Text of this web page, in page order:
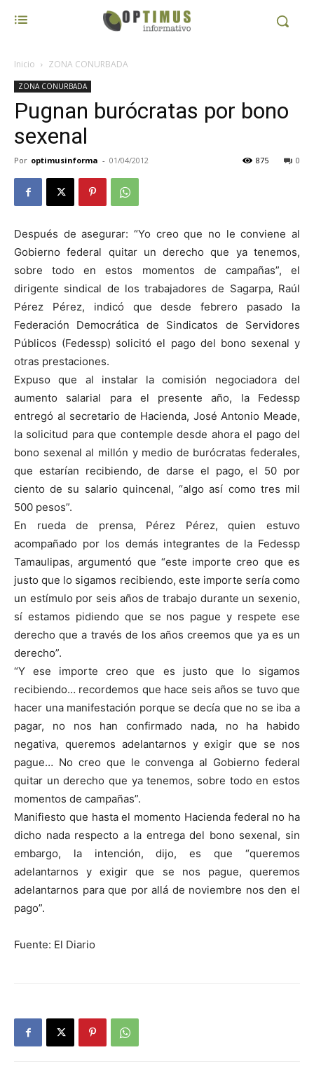
Inicio ZONA CONURBADA
ZONA CONURBADA
Pugnan burócratas por bono
sexenal
Por optimusinforma - 01/04/2012 0
875
Después de asegurar: “Yo creo que no le conviene al
Gobierno federal quitar un derecho que ya tenemos,
sobre todo en estos momentos de campañas”, el
dirigente sindical de los trabajadores de Sagarpa, Raúl
Pérez Pérez, indicó que desde febrero pasado la
Federación Democrática de Sindicatos de Servidores
Públicos (Fedessp) solicitó el pago del bono sexenal y
otras prestaciones.
Expuso que al instalar la comisión negociadora del
aumento salarial para el presente año, la Fedessp
entregó al secretario de Hacienda, José Antonio Meade,
la solicitud para que contemple desde ahora el pago del
bono sexenal al millón y medio de burócratas federales,
que estarían recibiendo, de darse el pago, el 50 por
ciento de su salario quincenal, “algo así como tres mil
500 pesos”.
En rueda de prensa, Pérez Pérez, quien estuvo
acompañado por los demás integrantes de la Fedessp
Tamaulipas, argumentó que “este importe creo que es
justo que lo sigamos recibiendo, este importe sería como
un estímulo por seis años de trabajo durante un sexenio,
sí estamos pidiendo que se nos pague y respete ese
derecho que a través de los años creemos que ya es un
derecho”.
“Y ese importe creo que es justo que lo sigamos
recibiendo… recordemos que hace seis años se tuvo que
hacer una manifestación porque se decía que no se iba a
pagar, no nos han confirmado nada, no ha habido
negativa, queremos adelantarnos y exigir que se nos
pague… No creo que le convenga al Gobierno federal
quitar un derecho que ya tenemos, sobre todo en estos
momentos de campañas”.
Manifiesto que hasta el momento Hacienda federal no ha
dicho nada respecto a la entrega del bono sexenal, sin
embargo, la intención, dijo, es que “queremos
adelantarnos y exigir que se nos pague, queremos
adelantarnos para que por allá de noviembre nos den el
pago”.
Fuente: El Diario